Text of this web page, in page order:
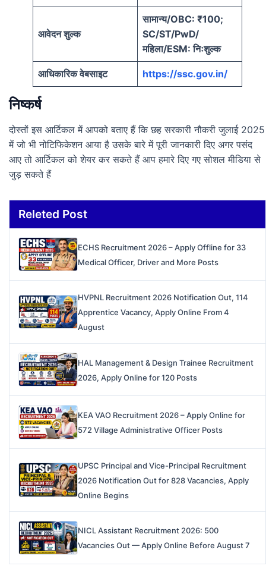
आवेदन शुल्क
सामान्य/OBC: ₹100;
SC/ST/PwD/
महिला/ESM: निःशुल्क
आधिकारिक वेबसाइट https://ssc.gov.in/
निष्कर्ष
दोस्तों इस आर्टिकल में आपको बताए हैं कि छह सरकारी नौकरी जुलाई 2025
में जो भी नोटिफिकेशन आया है उसके बारे में पूरी जानकारी दिए अगर पसंद
आए तो आर्टिकल को शेयर कर सकते हैं आप हमारे दिए गए सोशल मीडिया से
जुड़ सकते हैं
Releted Post
ECHS Recruitment 2026 – Apply Offline for 33
Medical Officer, Driver and More Posts
HVPNL Recruitment 2026 Notification Out, 114
Apprentice Vacancy, Apply Online From 4
August
HAL Management & Design Trainee Recruitment
2026, Apply Online for 120 Posts
KEA VAO Recruitment 2026 – Apply Online for
572 Village Administrative Officer Posts
UPSC Principal and Vice-Principal Recruitment
2026 Notification Out for 828 Vacancies, Apply
Online Begins
NICL Assistant Recruitment 2026: 500
Vacancies Out — Apply Online Before August 7